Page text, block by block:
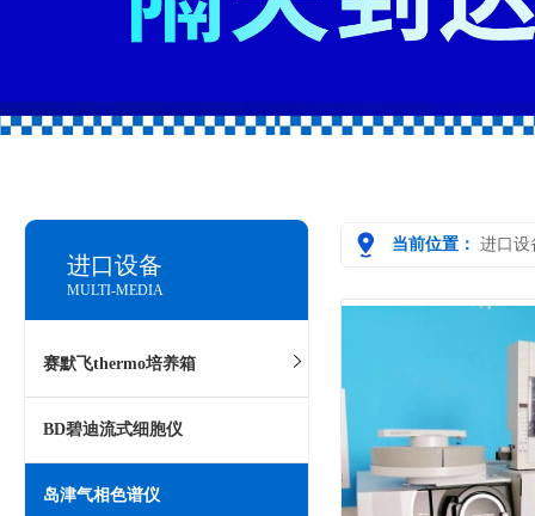
当前位置： 进口设
进口设备
MULTI-MEDIA
赛默飞thermo培养箱
BD碧迪流式细胞仪
岛津气相色谱仪